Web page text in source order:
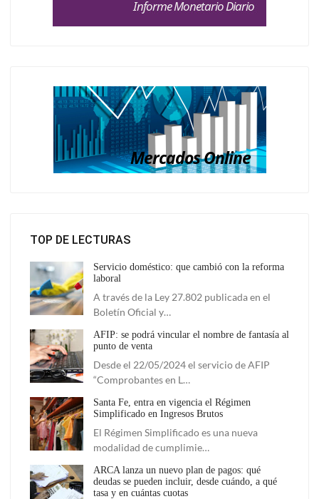
TOP DE LECTURAS
Servicio doméstico: que cambió con la reforma
laboral
A través de la Ley 27.802 publicada en el
Boletín Oficial y…
AFIP: se podrá vincular el nombre de fantasía al
punto de venta
Desde el 22/05/2024 el servicio de AFIP
“Comprobantes en L…
Santa Fe, entra en vigencia el Régimen
Simplificado en Ingresos Brutos
El Régimen Simplificado es una nueva
modalidad de cumplimie…
ARCA lanza un nuevo plan de pagos: qué
deudas se pueden incluir, desde cuándo, a qué
tasa y en cuántas cuotas